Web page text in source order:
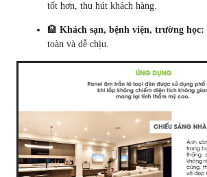
tốt hơn, thu hút khách hàng.
🏨 Khách sạn, bệnh viện, trường học:
toàn và dễ chịu.